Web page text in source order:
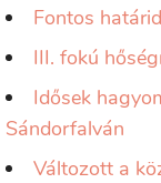
Fontos
III. fokú
Idősek
Sándorfalván
Változott a